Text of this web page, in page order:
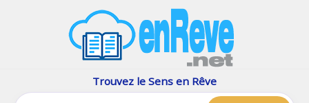
Les rêves, c'est plus que çaTrouvez le Sens en Rêve